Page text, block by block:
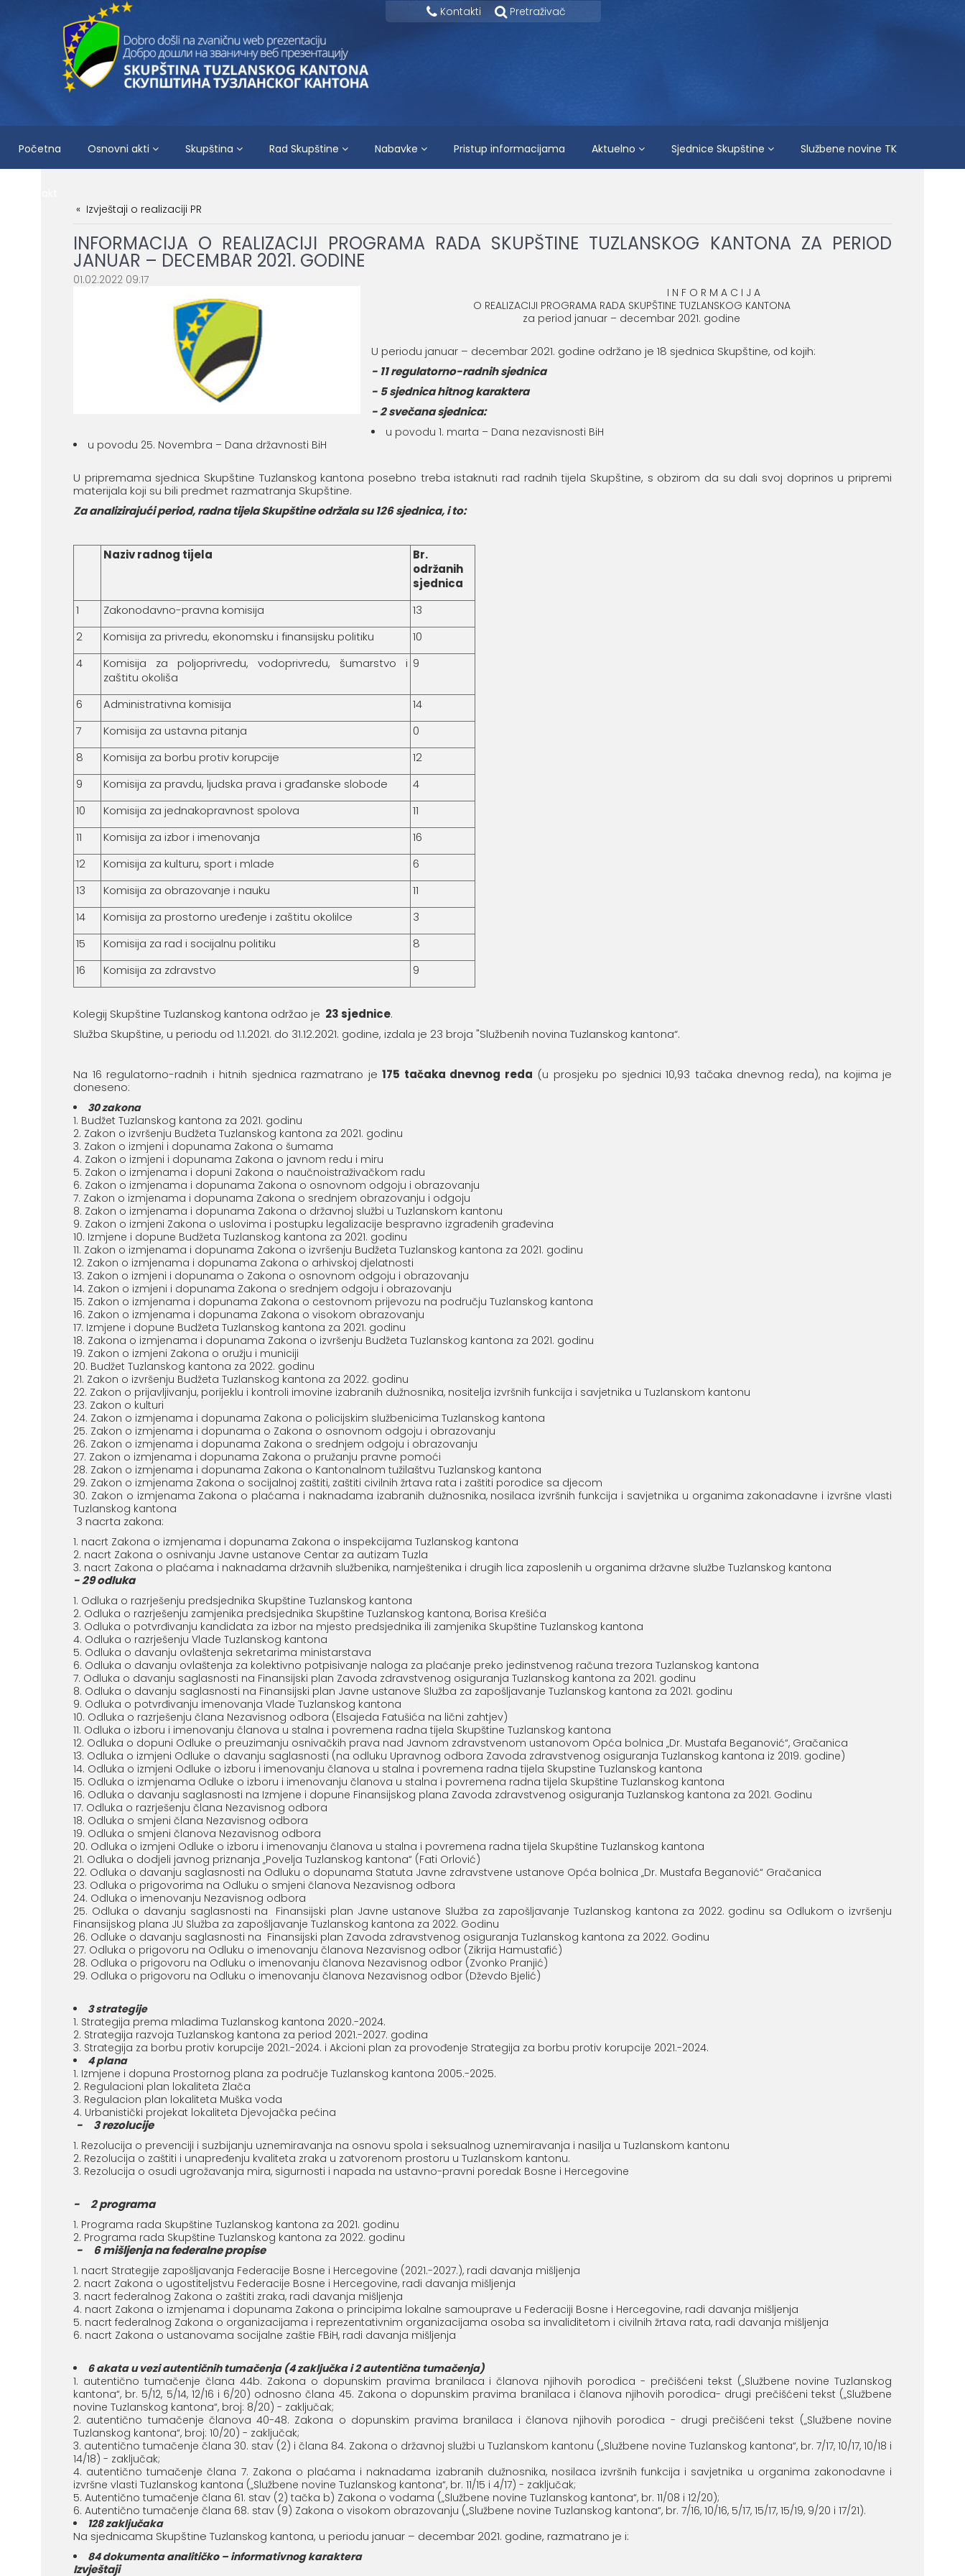
Kontakti Pretraživač
Početna Osnovni akti Skupština Rad Skupštine Nabavke Pristup informacijama Aktuelno Sjednice Skupštine Službene novine TK
Izvještaji o realizaciji PR
INFORMACIJA O REALIZACIJI PROGRAMA RADA SKUPŠTINE TUZLANSKOG KANTONA ZA PERIOD
JANUAR – DECEMBAR 2021. GODINE
01.02.2022 09:17
I N F O R M A C I J A
O REALIZACIJI PROGRAMA RADA SKUPŠTINE TUZLANSKOG KANTONA
za period januar – decembar 2021. godine
U periodu januar – decembar 2021. godine održano je 18 sjednica Skupštine, od kojih:
- 11 regulatorno-radnih sjednica
- 5 sjednica hitnog karaktera
- 2 svečana sjednica:
u povodu 1. marta – Dana nezavisnosti BiH
u povodu 25. Novembra – Dana državnosti BiH
U pripremama sjednica Skupštine Tuzlanskog kantona posebno treba istaknuti rad radnih tijela Skupštine, s obzirom da su dali svoj doprinos u pripremi
materijala koji su bili predmet razmatranja Skupštine.
Za analizirajući period, radna tijela Skupštine održala su 126 sjednica, i to:
Naziv radnog tijela
Br.
održanih
sjednica
1
Zakonodavno-pravna komisija
13
2
Komisija za privredu, ekonomsku i finansijsku politiku
10
4
Komisija za poljoprivredu, vodoprivredu, šumarstvo i
zaštitu okoliša
9
6 Administrativna komisija
14
7
Komisija za ustavna pitanja
0
8
Komisija za borbu protiv korupcije
12
9
Komisija za pravdu, ljudska prava i građanske slobode
4
10
Komisija za jednakopravnost spolova
11
11
Komisija za izbor i imenovanja
16
12
Komisija za kulturu, sport i mlade
6
13
Komisija za obrazovanje i nauku
11
14
Komisija za prostorno uređenje i zaštitu okolilce
3
15
Komisija za rad i socijalnu politiku
8
16
Komisija za zdravstvo 9
Kolegij Skupštine Tuzlanskog kantona održao je 23 sjednice.
Služba Skupštine, u periodu od 1.1.2021. do 31.12.2021. godine, izdala je 23 broja "Službenih novina Tuzlanskog kantona“.
Na 16 regulatorno-radnih i hitnih sjednica razmatrano je 175 tačaka dnevnog reda (u prosjeku po sjednici 10,93 tačaka dnevnog reda), na kojima je
doneseno:
30zakona
Budžet Tuzlanskog kantona za 2021. godinu
Zakon o izvršenju Budžeta Tuzlanskog kantona za 2021. godinu
Zakon o izmjeni i dopunama Zakona o šumama
Zakon o izmjeni i dopunama Zakona o javnom redu i miru
Zakon o izmjenama i dopuni Zakona o naučnoistraživačkom radu
Zakon o izmjenama i dopunama Zakona o osnovnom odgoju i obrazovanju
Zakon o izmjenama i dopunama Zakona o srednjem obrazovanju i odgoju
Zakon o izmjenama i dopunama Zakona o državnoj službi u Tuzlanskom kantonu
Zakon o izmjeni Zakona o uslovima i postupku legalizacije bespravno izgrađenih građevina
Izmjene i dopune Budžeta Tuzlanskog kantona za 2021. godinu
Zakon o izmjenama i dopunama Zakona o izvršenju Budžeta Tuzlanskog kantona za 2021. godinu
Zakon o izmjenama i dopunama Zakona o arhivskoj djelatnosti
Zakon o izmjeni i dopunama o Zakona o osnovnom odgoju i obrazovanju
Zakon o izmjeni i dopunama Zakona o srednjem odgoju i obrazovanju
Zakon o izmjenama i dopunama Zakona o cestovnom prijevozu na području Tuzlanskog kantona
Zakon o izmjenama i dopunama Zakona o visokom obrazovanju
Izmjene i dopune Budžeta Tuzlanskog kantona za 2021. godinu
Zakona o izmjenama i dopunama Zakona o izvršenju Budžeta Tuzlanskog kantona za 2021. godinu
Zakon o izmjeni Zakona o oružju i municiji
Budžet Tuzlanskog kantona za 2022. godinu
Zakon o izvršenju Budžeta Tuzlanskog kantona za 2022. godinu
Zakon o prijavljivanju, porijeklu i kontroli imovine izabranih dužnosnika, nositelja izvršnih funkcija i savjetnika u Tuzlanskom kantonu
Zakon o kulturi
Zakon o izmjenama i dopunama Zakona o policijskim službenicima Tuzlanskog kantona
Zakon o izmjenama i dopunama o Zakona o osnovnom odgoju i obrazovanju
Zakon o izmjenama i dopunama Zakona o srednjem odgoju i obrazovanju
Zakon o izmjenama i dopunama Zakona o pružanju pravne pomoći
Zakon o izmjenama i dopunama Zakona o Kantonalnom tužilaštvu Tuzlanskog kantona
Zakon o izmjenama Zakona o socijalnoj zaštiti, zaštiti civilnih žrtava rata i zaštiti porodice sa djecom
Zakon o izmjenama Zakona o plaćama i naknadama izabranih dužnosnika, nosilaca izvršnih funkcija i savjetnika u organima zakonadavne i izvršne vlasti
Tuzlanskog kantona
3 nacrta zakona:
nacrt Zakona o izmjenama i dopunama Zakona o inspekcijama Tuzlanskog kantona
nacrt Zakona o osnivanju Javne ustanove Centar za autizam Tuzla
nacrt Zakona o plaćama i naknadama državnih službenika, namještenika i drugih lica zaposlenih u organima državne službe Tuzlanskog kantona
- 29 odluka
Odluka o razrješenju predsjednika Skupštine Tuzlanskog kantona
Odluka o razrješenju zamjenika predsjednika Skupštine Tuzlanskog kantona, Borisa Krešića
Odluka o potvrđivanju kandidata za izbor na mjesto predsjednika ili zamjenika Skupštine Tuzlanskog kantona
Odluka o razrješenju Vlade Tuzlanskog kantona
Odluka o davanju ovlaštenja sekretarima ministarstava
Odluka o davanju ovlaštenja za kolektivno potpisivanje naloga za plaćanje preko jedinstvenog računa trezora Tuzlanskog kantona
Odluka o davanju saglasnosti na Finansijski plan Zavoda zdravstvenog osiguranja Tuzlanskog kantona za 2021. godinu
Odluka o davanju saglasnosti na Finansijski plan Javne ustanove Služba za zapošljavanje Tuzlanskog kantona za 2021. godinu
Odluka o potvrđivanju imenovanja Vlade Tuzlanskog kantona
Odluka o razrješenju člana Nezavisnog odbora (Elsajeda Fatušića na lični zahtjev)
Odluka o izboru i imenovanju članova u stalna i povremena radna tijela Skupštine Tuzlanskog kantona
Odluka o dopuni Odluke o preuzimanju osnivačkih prava nad Javnom zdravstvenom ustanovom Opća bolnica „Dr. Mustafa Beganović“, Gračanica
Odluka o izmjeni Odluke o davanju saglasnosti (na odluku Upravnog odbora Zavoda zdravstvenog osiguranja Tuzlanskog kantona iz 2019. godine)
Odluka o izmjeni Odluke o izboru i imenovanju članova u stalna i povremena radna tijela Skupstine Tuzlanskog kantona
Odluka o izmjenama Odluke o izboru i imenovanju članova u stalna i povremena radna tijela Skupštine Tuzlanskog kantona
Odluka o davanju saglasnosti na Izmjene i dopune Finansijskog plana Zavoda zdravstvenog osiguranja Tuzlanskog kantona za 2021. Godinu
Odluka o razrješenju člana Nezavisnog odbora
Odluka o smjeni člana Nezavisnog odbora
Odluka o smjeni članova Nezavisnog odbora
Odluka o izmjeni Odluke o izboru i imenovanju članova u stalna i povremena radna tijela Skupštine Tuzlanskog kantona
Odluka o dodjeli javnog priznanja „Povelja Tuzlanskog kantona“ (Fati Orlović)
Odluka o davanju saglasnosti na Odluku o dopunama Statuta Javne zdravstvene ustanove Opća bolnica „Dr. Mustafa Beganović“ Gračanica
Odluka o prigovorima na Odluku o smjeni članova Nezavisnog odbora
Odluka o imenovanju Nezavisnog odbora
Odluka o davanju saglasnosti na Finansijski plan Javne ustanove Služba za zapošljavanje Tuzlanskog kantona za 2022. godinu sa Odlukom o izvršenju
Finansijskog plana JU Služba za zapošljavanje Tuzlanskog kantona za 2022. Godinu
Odluke o davanju saglasnosti na Finansijski plan Zavoda zdravstvenog osiguranja Tuzlanskog kantona za 2022. Godinu
Odluka o prigovoru na Odluku o imenovanju članova Nezavisnog odbor (Zikrija Hamustafić)
Odluka o prigovoru na Odluku o imenovanju članova Nezavisnog odbor (Zvonko Pranjić)
Odluka o prigovoru na Odluku o imenovanju članova Nezavisnog odbor (Dževdo Bjelić)
3 strategije
Strategija prema mladima Tuzlanskog kantona 2020.-2024.
Strategija razvoja Tuzlanskog kantona za period 2021.-2027. godina
Strategija za borbu protiv korupcije 2021.-2024. i Akcioni plan za provođenje Strategija za borbu protiv korupcije 2021.-2024.
4 plana
Izmjene i dopuna Prostornog plana za područje Tuzlanskog kantona 2005.-2025.
Regulacioni plan lokaliteta Zlača
Regulacion plan lokaliteta Muška voda
Urbanistički projekat lokaliteta Djevojačka pećina
- 3 rezolucije
Rezolucija o prevenciji i suzbijanju uznemiravanja na osnovu spola i seksualnog uznemiravanja i nasilja u Tuzlanskom kantonu
Rezolucija o zaštiti i unapređenju kvaliteta zraka u zatvorenom prostoru u Tuzlanskom kantonu.
Rezolucija o osudi ugrožavanja mira, sigurnosti i napada na ustavno-pravni poredak Bosne i Hercegovine
- 2 programa
Programa rada Skupštine Tuzlanskog kantona za 2021. godinu
Programa rada Skupštine Tuzlanskog kantona za 2022. godinu
- 6 mišljenja na federalne propise
nacrt Strategije zapošljavanja Federacije Bosne i Hercegovine (2021.-2027.), radi davanja mišljenja
nacrt Zakona o ugostiteljstvu Federacije Bosne i Hercegovine, radi davanja mišljenja
nacrt federalnog Zakona o zaštiti zraka, radi davanja mišljenja
nacrt Zakona o izmjenama i dopunama Zakona o principima lokalne samouprave u Federaciji Bosne i Hercegovine, radi davanja mišljenja
nacrt federalnog Zakona o organizacijama i reprezentativnim organizacijama osoba sa invaliditetom i civilnih žrtava rata, radi davanja mišljenja
nacrt Zakona o ustanovama socijalne zaštie FBiH, radi davanja mišljenja
6 akata u vezi autentičnih tumačenja (4 zaključka i 2 autentična tumačenja)
autentično tumačenje člana 44b. Zakona o dopunskim pravima branilaca i članova njihovih porodica - prečišćeni tekst („Službene novine Tuzlanskog
kantona“, br. 5/12, 5/14, 12/16 i 6/20) odnosno člana 45. Zakona o dopunskim pravima branilaca i članova njihovih porodica- drugi prečišćeni tekst („Službene
novine Tuzlanskog kantona“, broj: 8/20) - zaključak;
autentično tumačenje članova 40-48. Zakona o dopunskim pravima branilaca i članova njihovih porodica - drugi prečišćeni tekst („Službene novine
Tuzlanskog kantona“, broj: 10/20) - zaključak;
autentično tumačenje člana 30. stav (2) i člana 84. Zakona o državnoj službi u Tuzlanskom kantonu („Službene novine Tuzlanskog kantona“, br. 7/17, 10/17, 10/18 i
14/18) - zaključak;
autentično tumačenje člana 7. Zakona o plaćama i naknadama izabranih dužnosnika, nosilaca izvršnih funkcija i savjetnika u organima zakonodavne i
izvršne vlasti Tuzlanskog kantona („Službene novine Tuzlanskog kantona“, br. 11/15 i 4/17) - zaključak;
Autentično tumačenje člana 61. stav (2) tačka b) Zakona o vodama („Službene novine Tuzlanskog kantona“, br. 11/08 i 12/20);
Autentično tumačenje člana 68. stav (9) Zakona o visokom obrazovanju („Službene novine Tuzlanskog kantona“, br. 7/16, 10/16, 5/17, 15/17, 15/19, 9/20 i 17/21).
128 zaključaka
Na sjednicama Skupštine Tuzlanskog kantona, u periodu januar – decembar 2021. godine, razmatrano je i:
84 dokumenta analitičko – informativnog karaktera
Izvještaji